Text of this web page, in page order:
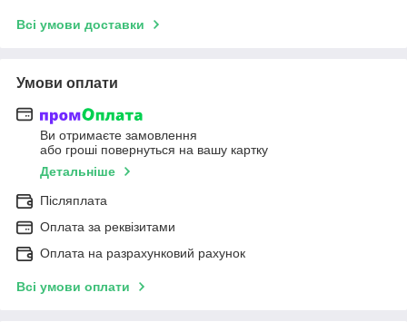
Всі умови доставки
Умови оплати
Ви отримаєте замовлення
або гроші повернуться на вашу картку
Детальніше
Післяплата
Оплата за реквізитами
Оплата на разрахунковий рахунок
Всі умови оплати